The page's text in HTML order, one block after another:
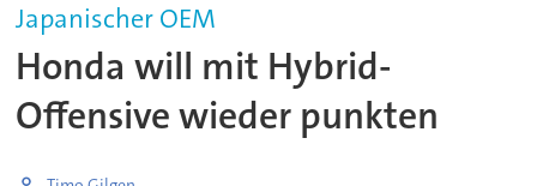
Japanischer OEM
Honda will mit Hybrid-
Offensive wieder punkten